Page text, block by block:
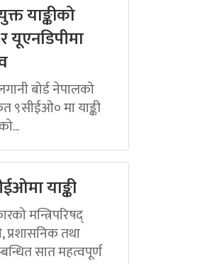
याङ्कीको
यूएनडिपीमा
बोर्ड नेपालको
९सीईओ० मा याङ्की
याङ्की
मन्त्रिपरिषद्
प्रशासनिक तथा
सात महत्वपूर्ण